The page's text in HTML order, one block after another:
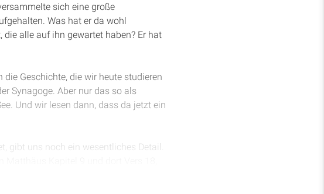
sich eine große
Was hat er da wohl
alle auf ihn gewartet haben? Er hat
Geschichte, die wir heute studieren
Synagoge. Aber nur das so als
Und wir lesen dann, dass da jetzt ein
gibt uns noch ein wesentliches Detail.
Vers 18, Matthäus 9, Vers 18 heißt es: